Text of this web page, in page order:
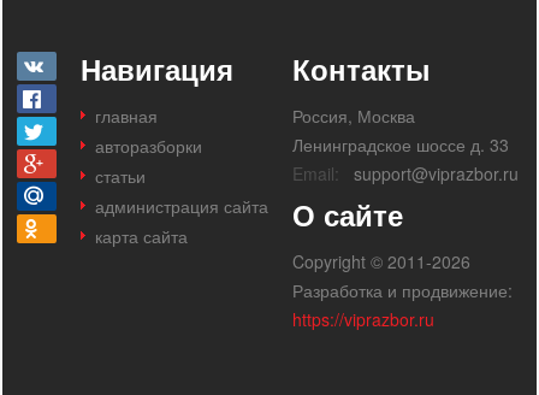
Навигация
главная
авторазборки
статьи
администрация сайта
карта сайта
Контакты
Россия, Москва
Ленинградское шоссе д. 33
Email:
support@viprazbor.ru
О сайте
Copyright © 2011-2026
Разработка и продвижение:
https://viprazbor.ru